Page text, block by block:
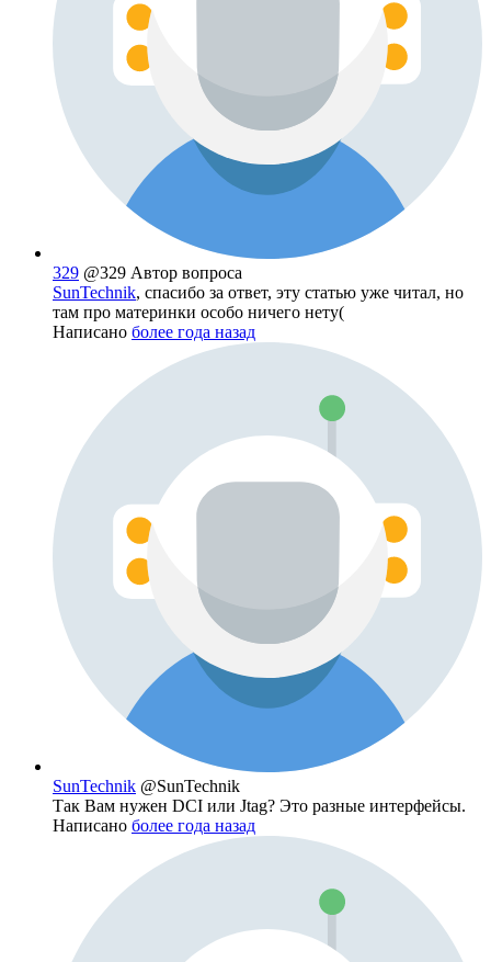
329 @329 Автор вопроса
SunTechnik, спасибо за ответ, эту статью уже читал, но
там про материнки особо ничего нету(
Написано более года назад
SunTechnik @SunTechnik
Так Вам нужен DCI или Jtag? Это разные интерфейсы.
Написано более года назад